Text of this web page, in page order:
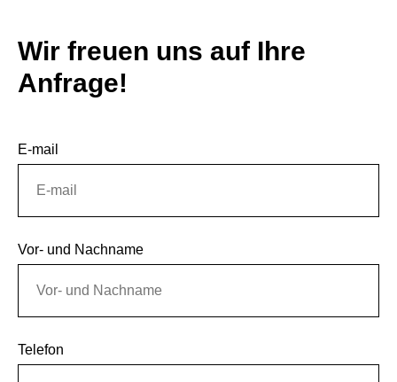
Wir freuen uns auf Ihre
Anfrage!
E-mail
Vor- und Nachname
Telefon